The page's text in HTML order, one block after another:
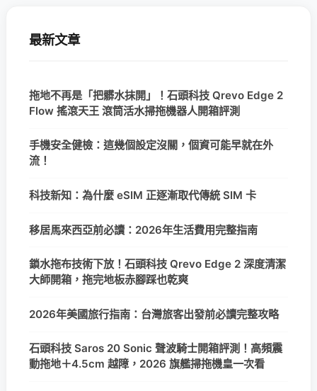
最新文章
拖地不再是「把髒水抹開」！石頭科技 Qrevo Edge 2
Flow 搖滾天王 滾筒活水掃拖機器人開箱評測
手機安全健檢：這幾個設定沒關，個資可能早就在外
流！
科技新知：為什麼 eSIM 正逐漸取代傳統 SIM 卡
移居馬來西亞前必讀：2026年生活費用完整指南
鎖水拖布技術下放！石頭科技 Qrevo Edge 2 深度清潔
大師開箱，拖完地板赤腳踩也乾爽
2026年美國旅行指南：台灣旅客出發前必讀完整攻略
石頭科技 Saros 20 Sonic 聲波騎士開箱評測！高頻震
動拖地＋4.5cm 越障，2026 旗艦掃拖機皇一次看